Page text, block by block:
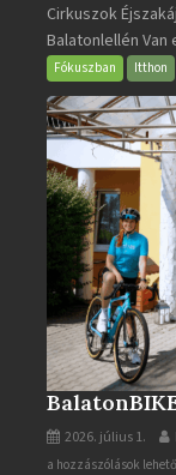
Éjszakája
2026
bejegyzéshez
Cirkuszok
Balatonlellén Van
Fókuszban Itthon
2026. július 1.
BalatonBIKE365
a hozzászólások